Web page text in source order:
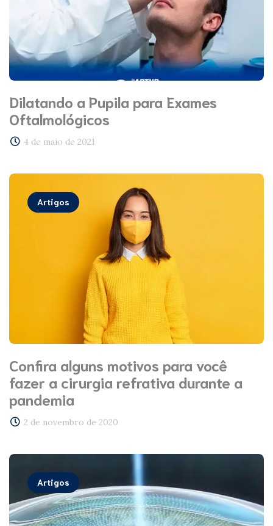
Dilatando a Pupila para Exames
Oftalmológicos
4 de maio de 2021
Artigos
Confira alguns motivos para você
fazer a cirurgia refrativa durante a
pandemia
2 de novembro de 2020
Artigos